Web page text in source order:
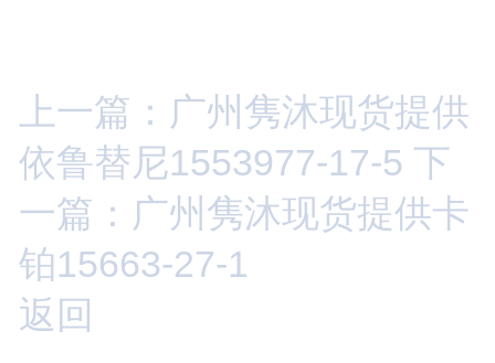
上一篇：广州隽沐现货提供
依鲁替尼1553977-17-5 下
一篇：广州隽沐现货提供卡
铂15663-27-1
返回